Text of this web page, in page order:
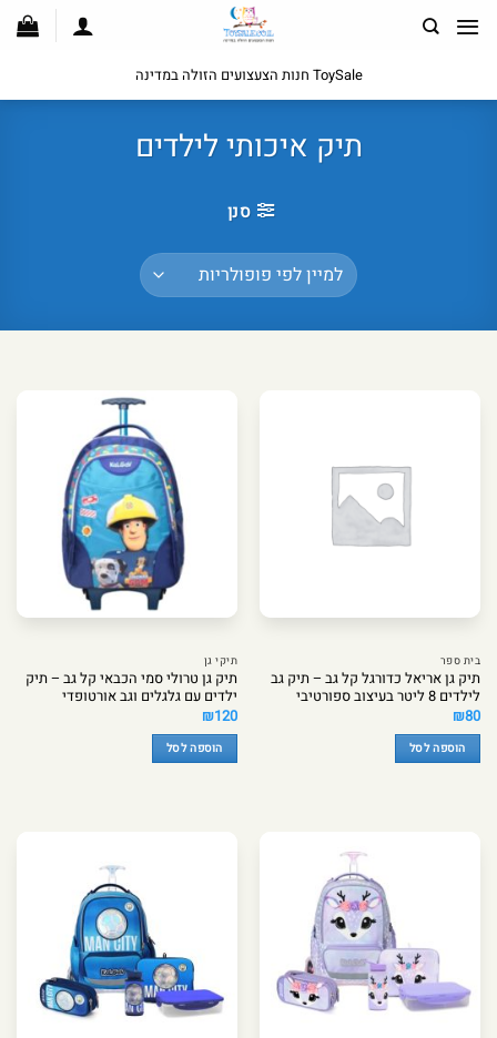
לתוכן
ToySale חנות הצעצועים הזולה במדינה
תיק איכותי לילדים
סנן
בית ספר
תיק גן אריאל כדורגל קל גב – תיק גב
לילדים 8 ליטר בעיצוב ספורטיבי
₪80
הוספה לסל
תיקי גן
תיק גן טרולי סמי הכבאי קל גב – תיק
ילדים עם גלגלים וגב אורטופדי
₪120
הוספה לסל